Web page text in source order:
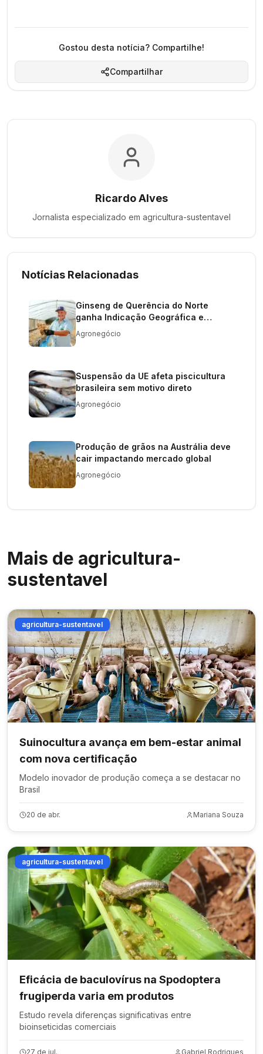
Gostou desta notícia? Compartilhe!
Compartilhar
Ricardo Alves
Jornalista especializado em agricultura-sustentavel
Notícias Relacionadas
Ginseng de Querência do Norte
ganha Indicação Geográfica e
valoriza produto
Agronegócio
Suspensão da UE afeta piscicultura
brasileira sem motivo direto
Agronegócio
Produção de grãos na Austrália deve
cair impactando mercado global
Agronegócio
Mais de agricultura-
sustentavel
agricultura-sustentavel
Suinocultura avança em bem-estar animal
com nova certificação
Modelo inovador de produção começa a se destacar no
Brasil
20 de abr. Mariana Souza
agricultura-sustentavel
Eficácia de baculovírus na Spodoptera
frugiperda varia em produtos
Estudo revela diferenças significativas entre
bioinseticidas comerciais
27 de jul. Gabriel Rodrigues